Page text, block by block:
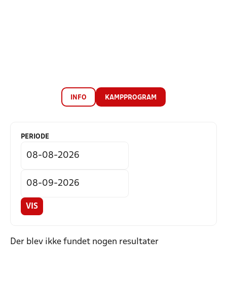
INFO KAMPPROGRAM
PERIODE
VIS
Der blev ikke fundet nogen resultater